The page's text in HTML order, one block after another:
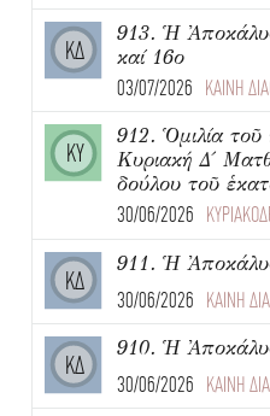
ΚΔ
913. Ἡ
καί 16ο
03/07/2026 ΚΑΙΝΗ
ΚΥ
912. Ὁμιλία τοῦ
Κυριακή Δ΄
δούλου τοῦ
30/06/2026
ΚΔ
911. Ἡ
30/06/2026 ΚΑΙΝΗ
ΚΔ
910. Ἡ
30/06/2026 ΚΑΙΝΗ